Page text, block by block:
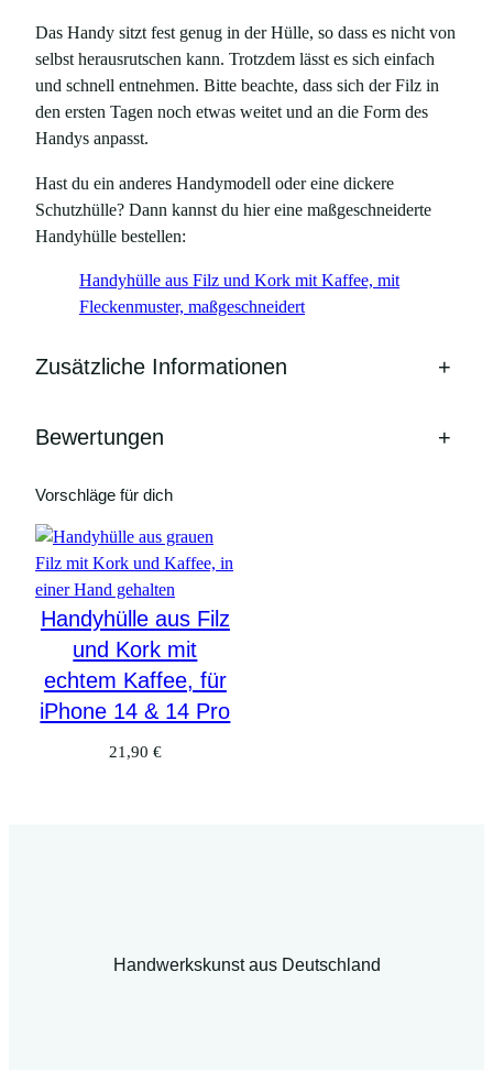
1
4
&
1
4
r
o
M
Das Handy sitzt fest genug in der Hülle, so dass es nicht von
selbst herausrutschen kann. Trotzdem lässt es sich einfach
und schnell entnehmen. Bitte beachte, dass sich der Filz in
den ersten Tagen noch etwas weitet und an die Form des
Handys anpasst.
Hast du ein anderes Handymodell oder eine dickere
Schutzhülle? Dann kannst du hier eine maßgeschneiderte
Handyhülle bestellen:
Handyhülle aus Filz und Kork mit Kaffee, mit
Fleckenmuster, maßgeschneidert
Zusätzliche Informationen +
Bewertungen +
Vorschläge für dich
Handyhülle aus Filz
und Kork mit
echtem Kaffee, für
iPhone 14 & 14 Pro
21,90 €
Handwerkskunst aus Deutschland